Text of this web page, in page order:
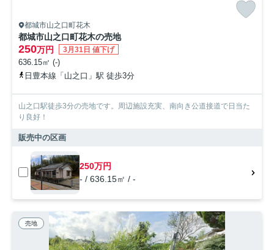
都城市山之口町花木
都城市山之口町花木の売地
250万円 3月31日 値下げ
636.15㎡ (-)
日豊本線「山之口」駅 徒歩3分
山之口駅徒歩3分の売地です。周辺施設充実、南向き公道接道で日当た
り良好！
販売中の区画
250万円
- / 636.15㎡ / -
売地